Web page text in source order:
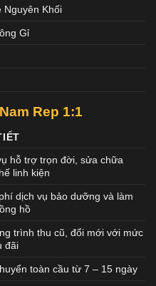
Nguyên Khối
Gỉ
Rep 1:1
hỗ trợ trọn đời, sửa chữa
linh kiện
dịch vụ bảo dưỡng và làm
hồ
trình thu cũ, đổi mới với mức
đãi
toàn cầu từ 7 – 15 ngày